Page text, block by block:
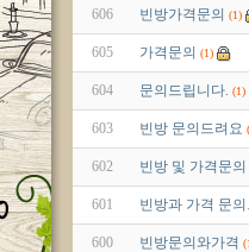
606 빈방가격문의 (1)
605 가격문의 (1)
604 문의드립니다. (1)
603 빈방 문의드려요
602 빈방 및 가격문의
601 빈방과 가격 문
600 빈방문의와가격